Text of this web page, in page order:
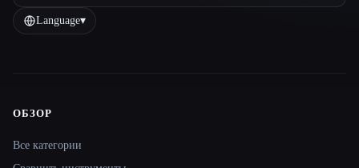
Language▾
Site navigation
ОБЗОР
Все категории